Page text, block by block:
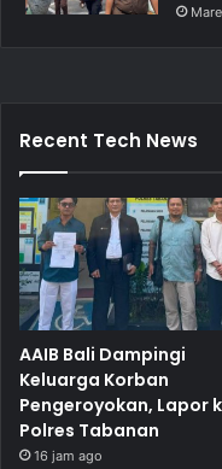
Recent Tech News
AAIB Bali Dampingi
Keluarga Korban
Pengeroyokan, Lapor
Polres Tabanan
16 jam ago